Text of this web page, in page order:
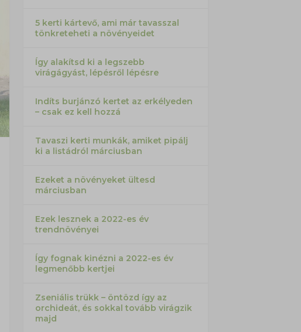
5 kerti kártevő, ami már tavasszal
tönkreteheti a növényeidet
Így alakítsd ki a legszebb
virágágyást, lépésről lépésre
Indíts burjánzó kertet az erkélyeden
– csak ez kell hozzá
Tavaszi kerti munkák, amiket pipálj
ki a listádról márciusban
Ezeket a növényeket ültesd
márciusban
Ezek lesznek a 2022-es év
trendnövényei
Így fognak kinézni a 2022-es év
legmenőbb kertjei
Zseniális trükk – öntözd így az
orchideát, és sokkal tovább virágzik
majd